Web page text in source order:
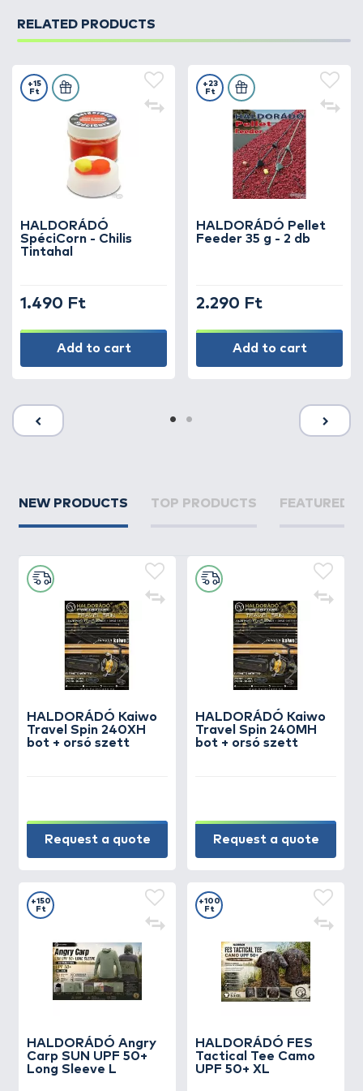
RELATED PRODUCTS
HALDORÁDÓ
SpéciCorn - Chilis
Tintahal
+15
Ft
1.490 Ft
Add to cart
HALDORÁDÓ Pellet
Feeder 35 g - 2 db
+23
Ft
2.290 Ft
Add to cart
NEW PRODUCTS TOP PRODUCTS FEATURED
HALDORÁDÓ Kaiwo
Travel Spin 240XH
bot + orsó szett
Request a quote
HALDORÁDÓ Kaiwo
Travel Spin 240MH
bot + orsó szett
Request a quote
HALDORÁDÓ Angry
Carp SUN UPF 50+
Long Sleeve L
+150
Ft
HALDORÁDÓ FES
Tactical Tee Camo
UPF 50+ XL
+100
Ft